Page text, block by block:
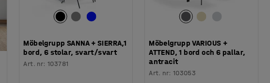
Möbelgrupp SANNA + SIERRA,1
bord, 6 stolar, svart/svart
Art. nr:103781
Möbelgrupp VARIOUS +
ATTEND, 1 bord och 6 pallar,
antracit
Art. nr: 103053